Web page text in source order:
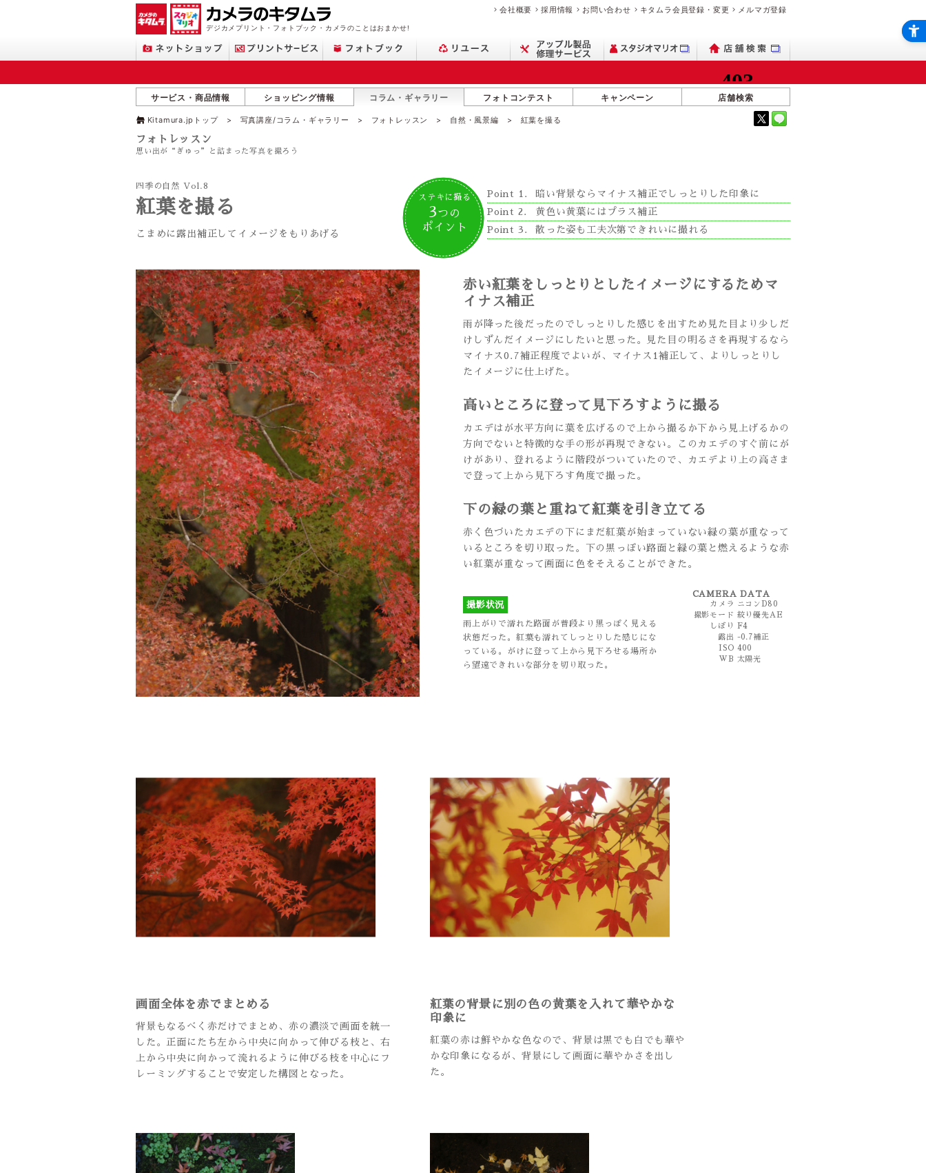
デジカメプリント・フォトブック・カメラのことはおまかせ!
会社概要 採用情報 お問い合わせ キタムラ会員登録・変更 メルマガ登録
サービス・商品情報 ショッピング情報 コラム・ギャラリー フォトコンテスト キャンペーン 店舗検索
Kitamura.jpトップ 写真講座/コラム・ギャラリー フォトレッスン 自然・風景編 紅葉を撮る
フォトレッスン
思い出が“ぎゅっ”と詰まった写真を撮ろう
四季の自然 Vol.8
紅葉を撮る
こまめに露出補正してイメージをもりあげる
ステキに撮る
3つの
ポイント
暗い背景ならマイナス補正でしっとりした印象に
黄色い黄葉にはプラス補正
散った姿も工夫次第できれいに撮れる
赤い紅葉をしっとりとしたイメージにするためマ
イナス補正
雨が降った後だったのでしっとりした感じを出すため見た目より少しだ
けしずんだイメージにしたいと思った。見た目の明るさを再現するなら
マイナス0.7補正程度でよいが、マイナス1補正して、よりしっとりし
たイメージに仕上げた。
高いところに登って見下ろすように撮る
カエデはが水平方向に葉を広げるので上から撮るか下から見上げるかの
方向でないと特徴的な手の形が再現できない。このカエデのすぐ前にが
けがあり、登れるように階段がついていたので、カエデより上の高さま
で登って上から見下ろす角度で撮った。
下の緑の葉と重ねて紅葉を引き立てる
赤く色づいたカエデの下にまだ紅葉が始まっていない緑の葉が重なって
いるところを切り取った。下の黒っぽい路面と緑の葉と燃えるような赤
い紅葉が重なって画面に色をそえることができた。
撮影状況
雨上がりで濡れた路面が普段より黒っぽく見える
状態だった。紅葉も濡れてしっとりした感じにな
っている。がけに登って上から見下ろせる場所か
ら望遠できれいな部分を切り取った。
CAMERA DATA
カメラ
ニコンD80
撮影モード 絞り優先AE
しぼり
F4
露出 -0.7補正
ISO 400
WB 太陽光
画面全体を赤でまとめる
背景もなるべく赤だけでまとめ、赤の濃淡で画面を統一
した。正面にたち左から中央に向かって伸びる枝と、右
上から中央に向かって流れるように伸びる枝を中心にフ
レーミングすることで安定した構図となった。
紅葉の背景に別の色の黄葉を入れて華やかな
印象に
紅葉の赤は鮮やかな色なので、背景は黒でも白でも華や
かな印象になるが、背景にして画面に華やかさを出し
た。